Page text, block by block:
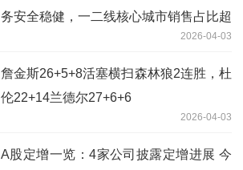
务安全稳健，一二线核心城市销售占比超
2026-04-03
詹金斯26+5+8活塞横扫森林狼2连胜，杜
伦22+14兰德尔27+6+6
2026-04-03
A股定增一览：4家公司披露定增进展 今